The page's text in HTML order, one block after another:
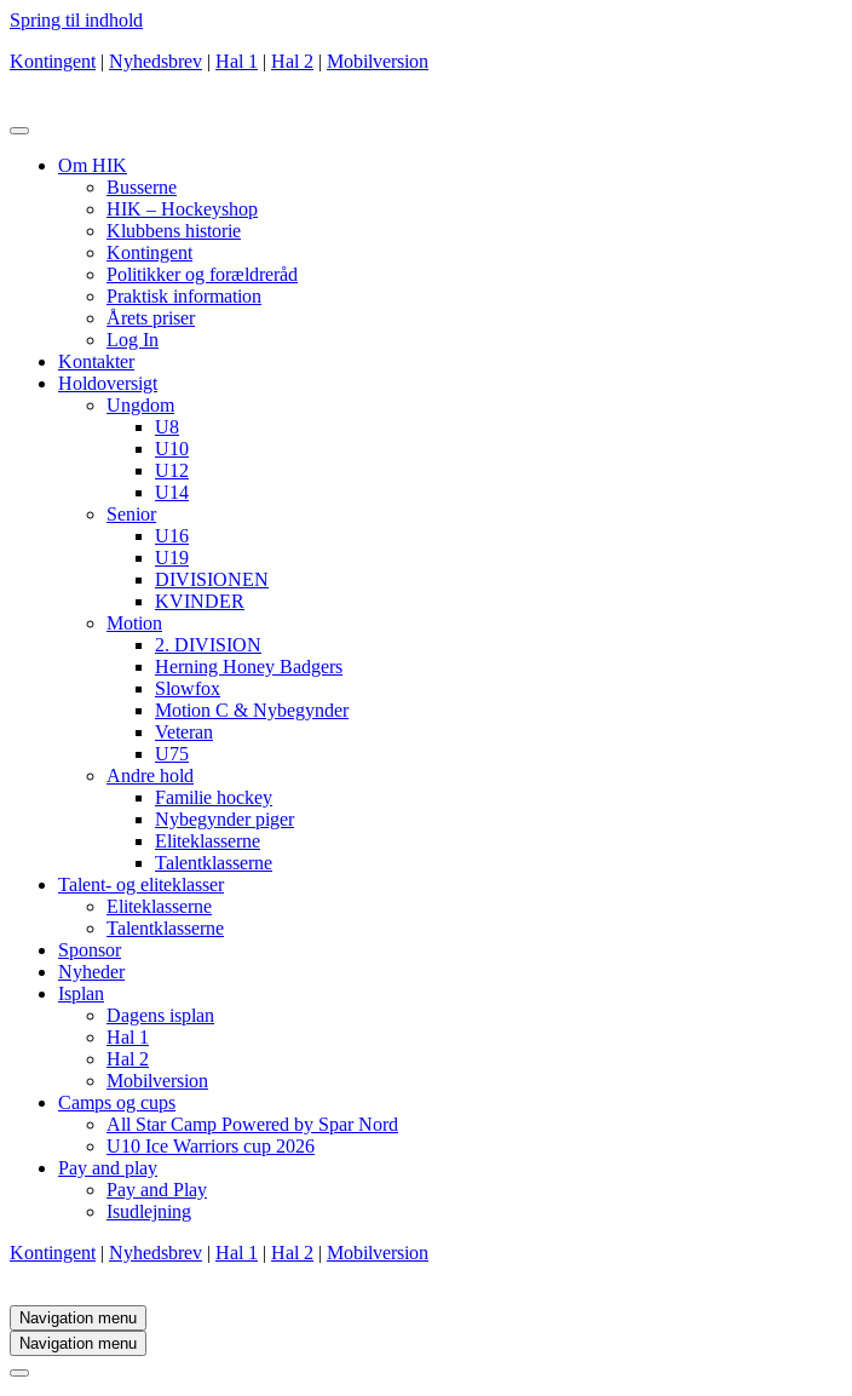
Spring til indhold
Kontingent | Nyhedsbrev | Hal 1 | Hal 2 | Mobilversion
Om HIK
Busserne
HIK – Hockeyshop
Klubbens historie
Kontingent
Politikker og forældreråd
Praktisk information
Årets priser
Log In
Kontakter
Holdoversigt
Ungdom
U8
U10
U12
U14
Senior
U16
U19
DIVISIONEN
KVINDER
Motion
2. DIVISION
Herning Honey Badgers
Slowfox
Motion C & Nybegynder
Veteran
U75
Andre hold
Familie hockey
Nybegynder piger
Eliteklasserne
Talentklasserne
Talent- og eliteklasser
Eliteklasserne
Talentklasserne
Sponsor
Nyheder
Isplan
Dagens isplan
Hal 1
Hal 2
Mobilversion
Camps og cups
All Star Camp Powered by Spar Nord
U10 Ice Warriors cup 2026
Pay and play
Pay and Play
Isudlejning
Kontingent | Nyhedsbrev | Hal 1 | Hal 2 | Mobilversion
Navigation menu
Navigation menu